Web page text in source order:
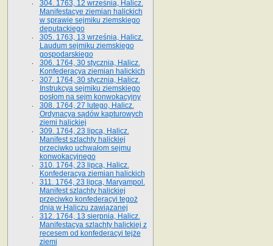
304. 1763, 12 września, Halicz.
Manifestacye ziemian halickich
w sprawie sejmiku ziemskiego
deputackiego
305. 1763, 13 września, Halicz.
Laudum sejmiku ziemskiego
gospodarskiego
306. 1764, 30 stycznia, Halicz.
Konfederacya ziemian halickich
307. 1764, 30 stycznia, Halicz.
Instrukcya sejmiku ziemskiego
posłom na sejm konwokacyjny
308. 1764, 27 lutego, Halicz.
Ordynacya sądów kapturowych
ziemi halickiej
309. 1764, 23 lipca, Halicz.
Manifest szlachty halickiej
przeciwko uchwałom sejmu
konwokacyjnego
310. 1764, 23 lipca, Halicz.
Konfederacya ziemian halickich
311. 1764, 23 lipca, Maryampol.
Manifest szlachty halickiej
przeciwko konfederacyi tegoż
dnia w Haliczu zawiązanej
312. 1764, 13 sierpnia, Halicz.
Manifestacya szlachty halickiej z
recesem od konfederacyi tejże
ziemi